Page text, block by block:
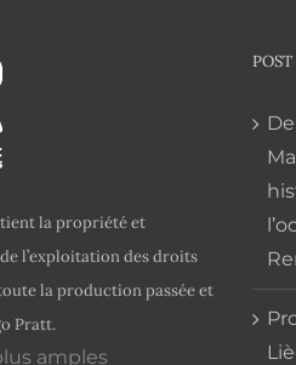
la propriété et
l’exploitation des droits
la production passée et
Pratt.
amples